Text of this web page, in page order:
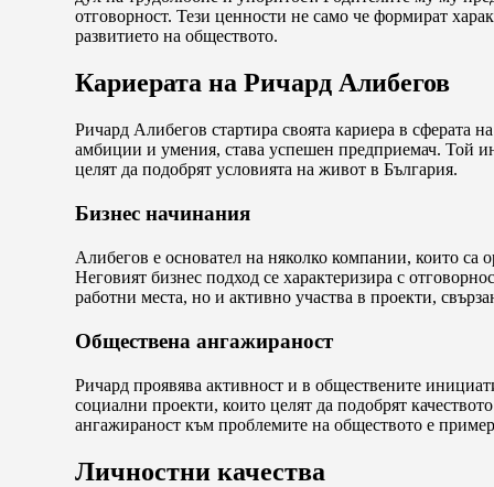
отговорност. Тези ценности не само че формират
развитието на обществото.
Кариерата на Ричард Алибегов
Ричард Алибегов стартира своята кариера в сферата
амбиции и умения, става успешен предприемач. Той
целят да подобрят условията на живот в България.
Бизнес начинания
Алибегов е основател на няколко компании, които
Неговият бизнес подход се характеризира с
работни места, но и активно участва в проекти,
Обществена ангажираност
Ричард проявява активност и в обществените
социални проекти, които целят да подобрят
ангажираност към проблемите на обществото е
Личностни качества